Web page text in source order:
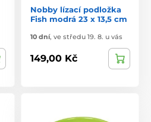
Nobby lízací podložka
Fish modrá 23 x 13,5 cm
10 dní, ve středu 19. 8. u vás
149,00 Kč